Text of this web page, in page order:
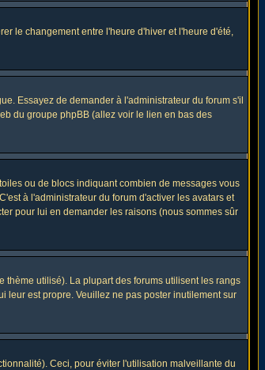
le changement entre l'heure d'hiver et l'heure d'été,
Essayez de demander à l'administrateur du forum s'il
du groupe phpBB (allez voir le lien en bas des
ou de blocs indiquant combien de messages vous
à l'administrateur du forum d'activer les avatars et
pour lui en demander les raisons (nous sommes sûr
thème utilisé). La plupart des forums utilisent les rangs
leur est propre. Veuillez ne pas poster inutilement sur
Ceci, pour éviter l'utilisation malveillante du